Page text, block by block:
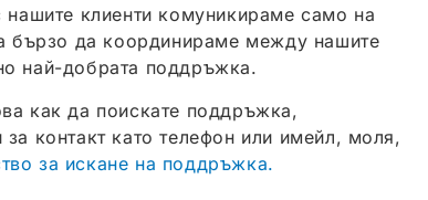
клиенти комуникираме само на
бързо да координираме между нашите
най-добрата поддръжка.
как да поискате поддръжка,
контакт като телефон или имейл, моля,
за искане на поддръжка.